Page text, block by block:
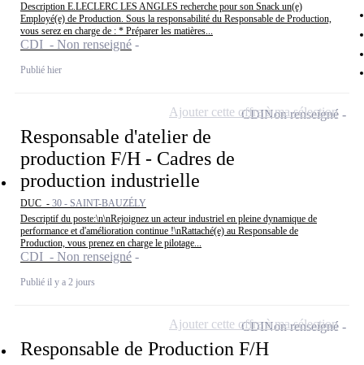
Description E.LECLERC LES ANGLES recherche pour son Snack un(e)
Employé(e) de Production. Sous la responsabilité du Responsable de Production,
vous serez en charge de : * Préparer les matières...
CDI - Non renseigné
Publié hier
Responsable d'atelier de
production F/H - Cadres de
production industrielle
DUC - 30 - SAINT-BAUZÉLY
Descriptif du poste:\n\nRejoignez un acteur industriel en pleine dynamique de
performance et d'amélioration continue !\nRattaché(e) au Responsable de
Production, vous prenez en charge le pilotage...
CDI - Non renseigné
Publié il y a 2 jours
CDINon renseigné
Ajouter cette offre à ma sélection
Responsable de Production F/H
CDINon renseigné
Ajouter cette offre à ma sélection